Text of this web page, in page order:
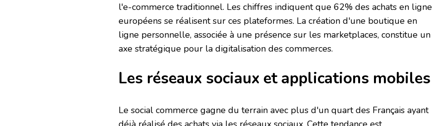
l'e-commerce traditionnel. Les chiffres indiquent que 62% des achats en ligne
européens se réalisent sur ces plateformes. La création d'une boutique en
ligne personnelle, associée à une présence sur les marketplaces, constitue un
axe stratégique pour la digitalisation des commerces.
Les réseaux sociaux et applications mobiles
Le social commerce gagne du terrain avec plus d'un quart des Français ayant